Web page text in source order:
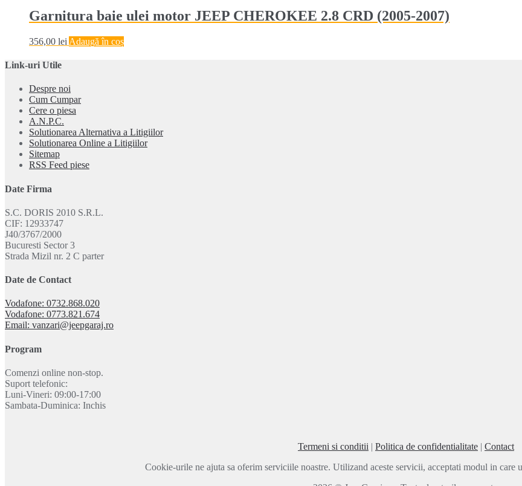
Garnitura baie ulei motor JEEP CHEROKEE 2.8 CRD (2005-2007)
356,00 lei Adaugă în coș
Link-uri Utile
Despre noi
Cum Cumpar
Cere o piesa
A.N.P.C.
Solutionarea Alternativa a Litigiilor
Solutionarea Online a Litigiilor
Sitemap
RSS Feed piese
Date Firma
S.C. DORIS 2010 S.R.L.
CIF: 12933747
J40/3767/2000
Bucuresti Sector 3
Strada Mizil nr. 2 C parter
Date de Contact
Vodafone: 0732.868.020
Vodafone: 0773.821.674
Email: vanzari@jeepgaraj.ro
Program
Comenzi online non-stop.
Suport telefonic:
Luni-Vineri: 09:00-17:00
Sambata-Duminica: Inchis
Termeni si conditii | Politica de confidentialitate | Contact
Cookie-urile ne ajuta sa oferim serviciile noastre. Utilizand aceste servicii, acceptati modul in care